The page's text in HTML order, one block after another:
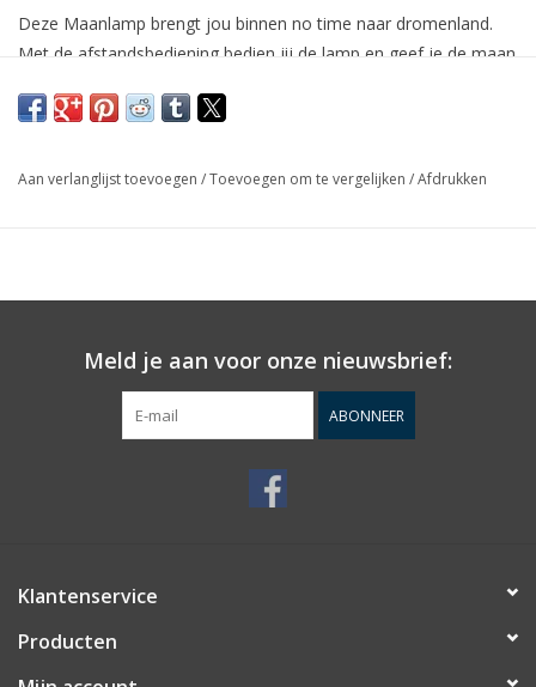
Deze Maanlamp brengt jou binnen no time naar dromenland.
Met de afstandsbediening bedien jij de lamp en geef je de maan
verschillende kleuren en 4 lichtstanden. De maanlamp werkt op
een knoopcelbatterij (inbegrepen).
Aan verlanglijst toevoegen /Toevoegen om te vergelijken /Afdrukken
Meld je aan voor onze nieuwsbrief:
ABONNEER
Klantenservice
Producten